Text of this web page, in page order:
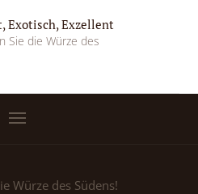
Exotisch, Exzellent
Sie die Würze des
Würze des Südens!